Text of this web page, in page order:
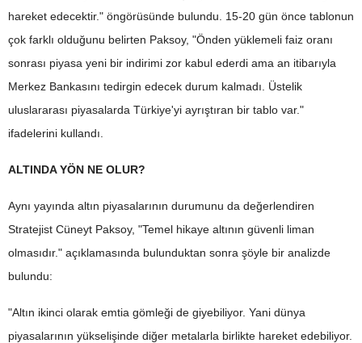
hareket edecektir." öngörüsünde bulundu. 15-20 gün önce tablonun
çok farklı olduğunu belirten Paksoy, "Önden yüklemeli faiz oranı
sonrası piyasa yeni bir indirimi zor kabul ederdi ama an itibarıyla
Merkez Bankasını tedirgin edecek durum kalmadı. Üstelik
uluslararası piyasalarda Türkiye'yi ayrıştıran bir tablo var."
ifadelerini kullandı.
ALTINDA YÖN NE OLUR?
Aynı yayında altın piyasalarının durumunu da değerlendiren
Stratejist Cüneyt Paksoy, "Temel hikaye altının güvenli liman
olmasıdır." açıklamasında bulunduktan sonra şöyle bir analizde
bulundu:
"Altın ikinci olarak emtia gömleği de giyebiliyor. Yani dünya
piyasalarının yükselişinde diğer metalarla birlikte hareket edebiliyor.